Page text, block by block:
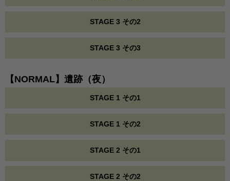
STAGE 3 その2
STAGE 3 その3
【NORMAL】遺跡（夜）
STAGE 1 その1
STAGE 1 その2
STAGE 2 その1
STAGE 2 その2